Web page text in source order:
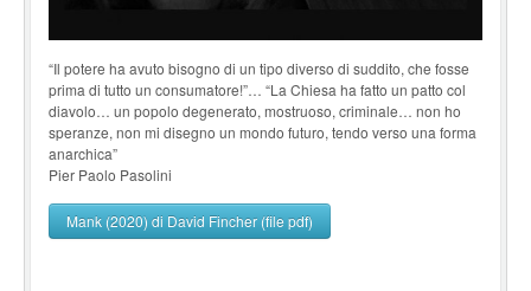
“Il potere ha avuto bisogno di un tipo diverso di suddito, che fosse
prima di tutto un consumatore!”… “La Chiesa ha fatto un patto col
diavolo… un popolo degenerato, mostruoso, criminale… non ho
speranze, non mi disegno un mondo futuro, tendo verso una forma
anarchica”
Pier Paolo Pasolini
Mank (2020) di David Fincher (file pdf)